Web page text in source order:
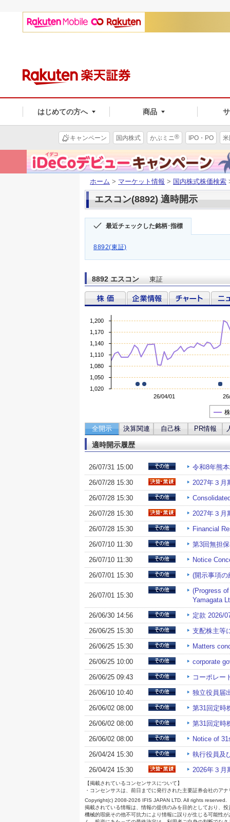
はじめての方へ 商品
キャンペーン 国内株式 かぶミニ® IPO・PO
ホーム > マーケット情報 > 国内株式株価検索
エスコン(8892) 適時開示
最近チェックした銘柄･指標
8892(東証)
8892 エスコン 東証